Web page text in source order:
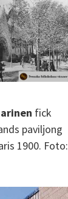
fick
paviljong
1900. Foto: